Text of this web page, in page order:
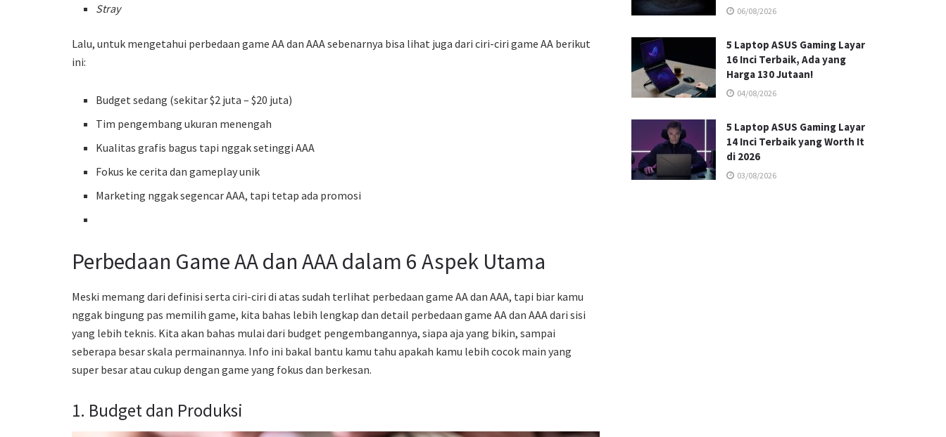
Stray
Lalu, untuk mengetahui perbedaan game AA dan AAA sebenarnya bisa lihat juga dari ciri-ciri game AA berikut
ini:
Budget sedang (sekitar $2 juta – $20 juta)
Tim pengembang ukuran menengah
Kualitas grafis bagus tapi nggak setinggi AAA
Fokus ke cerita dan gameplay unik
Marketing nggak segencar AAA, tapi tetap ada promosi
Perbedaan Game AA dan AAA dalam 6 Aspek Utama
Meski memang dari definisi serta ciri-ciri di atas sudah terlihat perbedaan game AA dan AAA, tapi biar kamu
nggak bingung pas memilih game, kita bahas lebih lengkap dan detail perbedaan game AA dan AAA dari sisi
yang lebih teknis. Kita akan bahas mulai dari budget pengembangannya, siapa aja yang bikin, sampai
seberapa besar skala permainannya. Info ini bakal bantu kamu tahu apakah kamu lebih cocok main yang
super besar atau cukup dengan game yang fokus dan berkesan.
1. Budget dan Produksi
06/08/2026
5 Laptop ASUS Gaming Layar
16 Inci Terbaik, Ada yang
Harga 130 Jutaan!
04/08/2026
5 Laptop ASUS Gaming Layar
14 Inci Terbaik yang Worth It
di 2026
03/08/2026